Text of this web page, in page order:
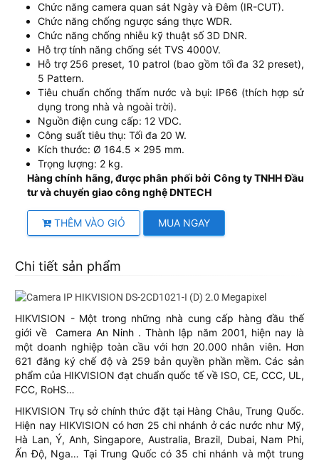
Chức năng camera quan sát Ngày và Đêm (IR-CUT).
Chức năng chống ngược sáng thực WDR.
Chức năng chống nhiễu kỹ thuật số 3D DNR.
Hỗ trợ tính năng chống sét TVS 4000V.
Hỗ trợ 256 preset, 10 patrol (bao gồm tối đa 32 preset),
5 Pattern.
Tiêu chuẩn chống thấm nước và bụi: IP66 (thích hợp sử
dụng trong nhà và ngoài trời).
Nguồn điện cung cấp: 12 VDC.
Công suất tiêu thụ: Tối đa 20 W.
Kích thước: Ø 164.5 × 295 mm.
Trọng lượng: 2 kg.
Hàng chính hãng, được phân phối bởi Công ty TNHH Đầu
tư và chuyển giao công nghệ DNTECH
THÊM VÀO GIỎ MUA NGAY
Chi tiết sản phẩm
HIKVISION - Một trong những nhà cung cấp hàng đầu thế
giới vềCamera An Ninh . Thành lập năm 2001, hiện nay là
một doanh nghiệp toàn cầu với hơn 20.000 nhân viên. Hơn
621 đăng ký chế độ và 259 bản quyền phần mềm. Các sản
phẩm của HIKVISION đạt chuẩn quốc tế về ISO, CE, CCC, UL,
FCC, RoHS…
HIKVISION Trụ sở chính thức đặt tại Hàng Châu, Trung Quốc.
Hiện nay HIKVISION có hơn 25 chi nhánh ở các nước như Mỹ,
Hà Lan, Ý, Anh, Singapore, Australia, Brazil, Dubai, Nam Phi,
Ấn Độ, Nga… Tại Trung Quốc có 35 chi nhánh và một trung